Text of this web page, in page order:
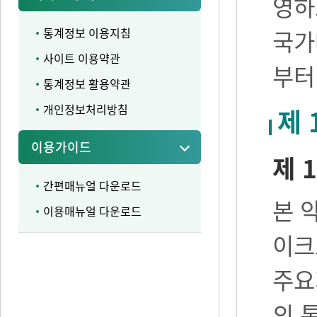
통계정보 이용지침
사이트 이용약관
통계정보 활용약관
개인정보처리방침
이용가이드
간편매뉴얼 다운로드
이용매뉴얼 다운로드
국
부
제
제
본
이
주